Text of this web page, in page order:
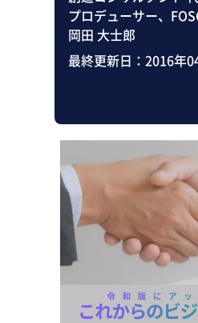
プロデューサー、
岡田 大士郎
最終更新日： 2016年